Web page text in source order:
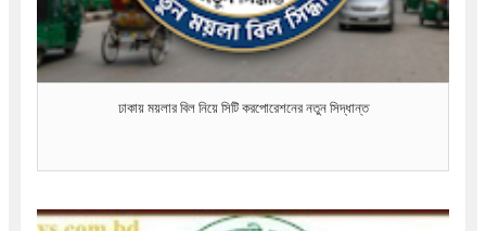
ঢাকায় ময়লার বিল নিয়ে সিটি করপোরেশনের নতুন সিদ্ধান্ত